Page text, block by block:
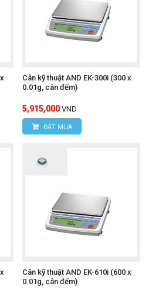
Cân kỹ thuật AND EK-300i (300 x
0.01g, cân đếm)
5,915,000 VND
ĐẶT MUA
Cân kỹ thuật AND EK-610i (600 x
0.01g, cân đếm)